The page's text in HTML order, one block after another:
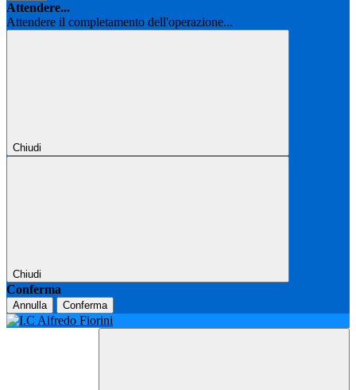
Attendere...
Attendere il completamento dell'operazione...
Chiudi
Chiudi
Conferma
Annulla Conferma